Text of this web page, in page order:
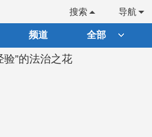
导航
搜索
频道 全部
”的法治之花